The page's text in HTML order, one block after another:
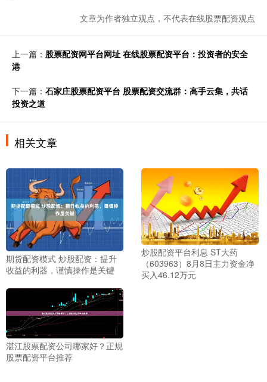
文章为作者独立观点，不代表在线股票配资观点
上一篇： 股票配资网平台网址 在线股票配资平台：投资者的安全
港
下一篇： 石家庄股票配资平台 股票配资交流群：高手云集，共话
投资之道
相关文章
期货配资模式 炒股配资：提升
收益的利器，谨慎操作是关键
炒股配资平台利息 ST大药
（603963）8月8日主力资金净
买入46.12万元
湛江股票配资公司哪家好？正规
股票配资平台推荐